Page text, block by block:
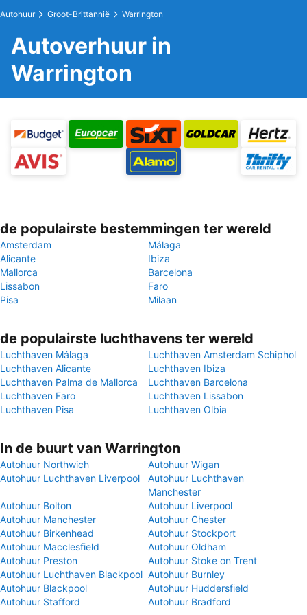
Autohuur Groot-Brittannië Warrington
Autoverhuur in
Warrington
de populairste bestemmingen ter wereld
Amsterdam
Málaga
Alicante
Ibiza
Mallorca
Barcelona
Lissabon
Faro
Pisa
Milaan
de populairste luchthavens ter wereld
Luchthaven Málaga
Luchthaven Amsterdam Schiphol
Luchthaven Alicante
Luchthaven Ibiza
Luchthaven Palma de Mallorca
Luchthaven Barcelona
Luchthaven Faro
Luchthaven Lissabon
Luchthaven Pisa
Luchthaven Olbia
In de buurt van Warrington
Autohuur Northwich
Autohuur Wigan
Autohuur Luchthaven Liverpool
Autohuur Luchthaven
Manchester
Autohuur Bolton
Autohuur Liverpool
Autohuur Manchester
Autohuur Chester
Autohuur Birkenhead
Autohuur Stockport
Autohuur Macclesfield
Autohuur Oldham
Autohuur Preston
Autohuur Stoke on Trent
Autohuur Luchthaven Blackpool Autohuur Burnley
Autohuur Blackpool
Autohuur Huddersfield
Autohuur Stafford
Autohuur Bradford